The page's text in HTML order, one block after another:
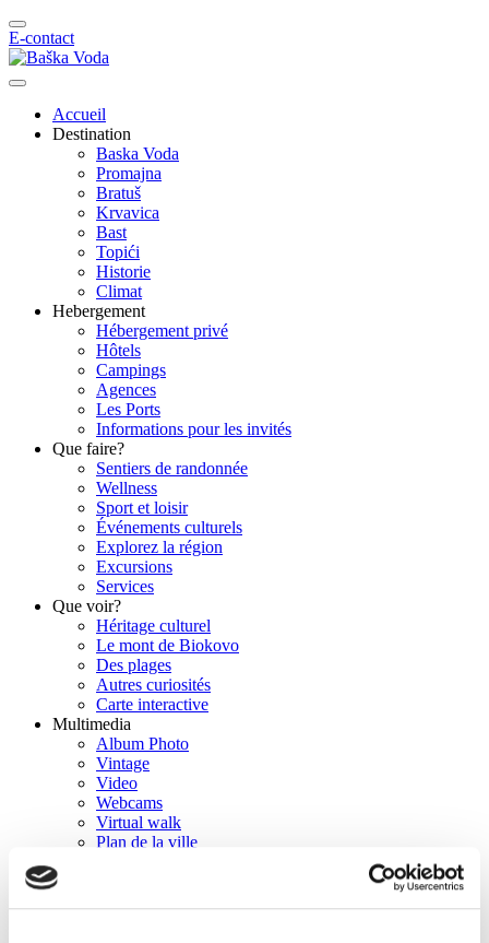
E-contact
Accueil
Destination
Baska Voda
Promajna
Bratuš
Krvavica
Bast
Topići
Historie
Climat
Hebergement
Hébergement privé
Hôtels
Campings
Agences
Les Ports
Informations pour les invités
Que faire?
Sentiers de randonnée
Wellness
Sport et loisir
Événements culturels
Explorez la région
Excursions
Services
Que voir?
Héritage culturel
Le mont de Biokovo
Des plages
Autres curiosités
Carte interactive
Multimedia
Album Photo
Vintage
Video
Webcams
Virtual walk
Plan de la ville